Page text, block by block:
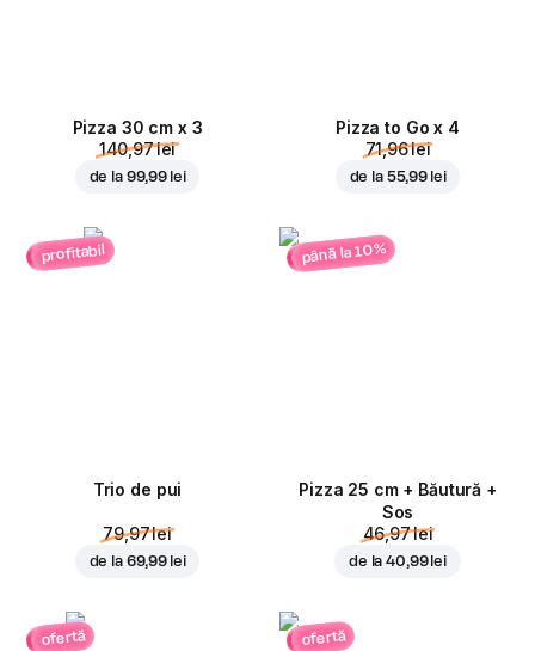
Pizza 30 cm x 3
140,97 lei
de la 99,99 lei
Pizza to Go x 4
71,96 lei
de la 55,99 lei
profitabil
Trio de pui
79,97 lei
de la 69,99 lei
până la 10%
Pizza 25 cm + Băutură +
Sos
46,97 lei
de la40,99 lei
ofertă ofertă